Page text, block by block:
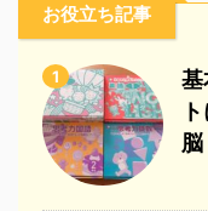
お役立ち記事
1
基